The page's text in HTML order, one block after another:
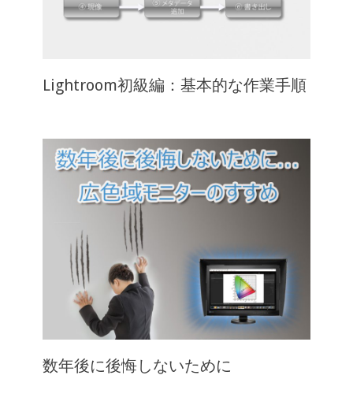
Lightroom初級編：基本的な作業手順
数年後に後悔しないために